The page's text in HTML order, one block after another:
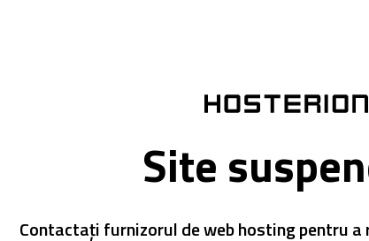
Site
Contactați furnizorul de web hosting pentru